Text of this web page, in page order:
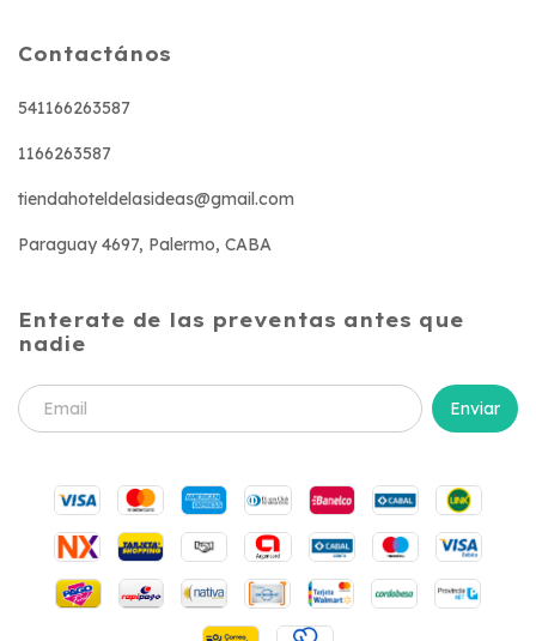
Contactános
541166263587
1166263587
tiendahoteldelasideas@gmail.com
Paraguay 4697, Palermo, CABA
Enterate de las preventas antes que
nadie